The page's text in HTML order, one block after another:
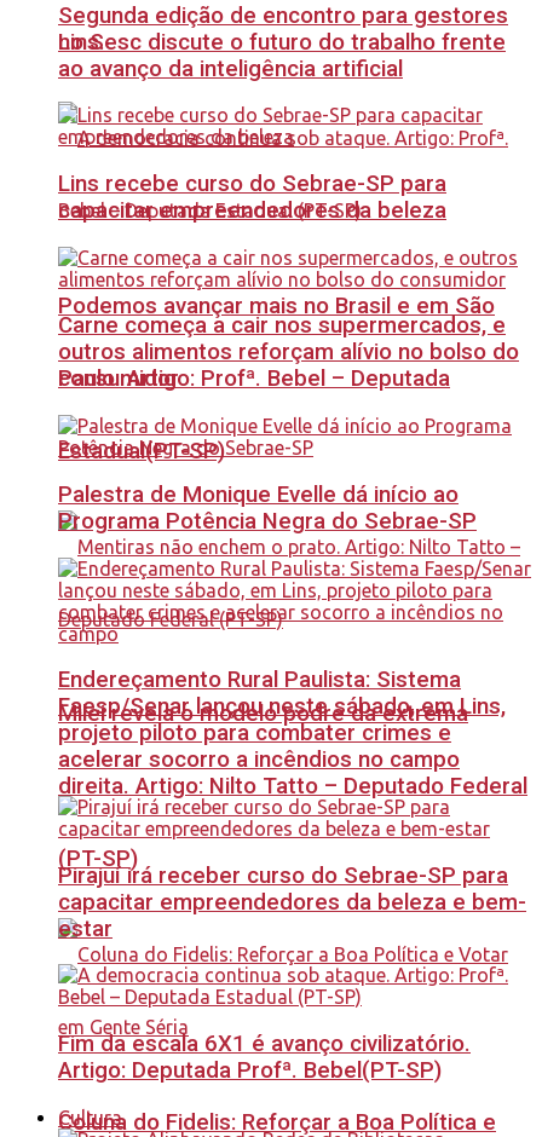
Lins.
Podemos avançar mais no Brasil e em São
Paulo. Artigo: Profª. Bebel – Deputada
Estadual(PT-SP)
Milei revela o modelo podre da extrema
direita. Artigo: Nilto Tatto – Deputado Federal
(PT-SP)
Coluna do Fidelis: Reforçar a Boa Política e
Segunda edição de encontro para gestores
no Sesc discute o futuro do trabalho frente
ao avanço da inteligência artificial
Lins recebe curso do Sebrae-SP para
capacitar empreendedores da beleza
Carne começa a cair nos supermercados, e
outros alimentos reforçam alívio no bolso do
consumidor
Palestra de Monique Evelle dá início ao
Programa Potência Negra do Sebrae-SP
Endereçamento Rural Paulista: Sistema
Faesp/Senar lançou neste sábado, em Lins,
projeto piloto para combater crimes e
acelerar socorro a incêndios no campo
Pirajuí irá receber curso do Sebrae-SP para
capacitar empreendedores da beleza e bem-
estar
Fim da escala 6X1 é avanço civilizatório.
Artigo: Deputada Profª. Bebel(PT-SP)
Cultura